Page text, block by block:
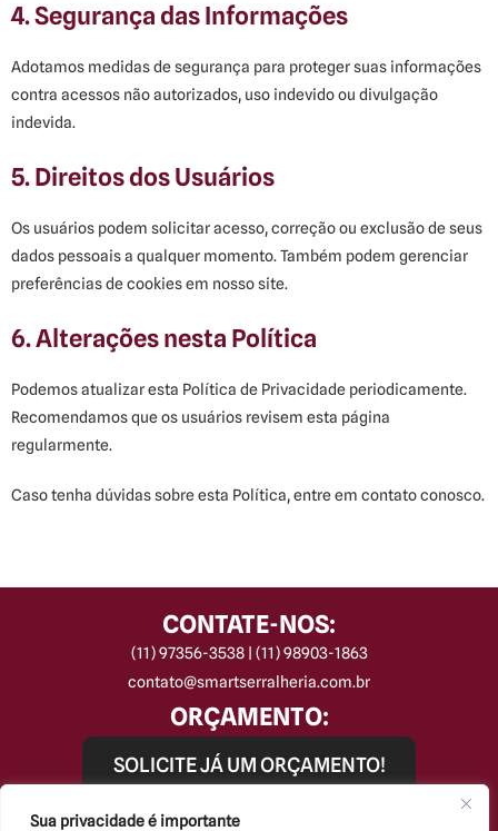
Sua privacidade é importante
4. Segurança das Informações
Adotamos medidas de segurança para proteger suas informações
contra acessos não autorizados, uso indevido ou divulgação
indevida.
5. Direitos dos Usuários
Os usuários podem solicitar acesso, correção ou exclusão de seus
dados pessoais a qualquer momento. Também podem gerenciar
preferências de cookies em nosso site.
6. Alterações nesta Política
Podemos atualizar esta Política de Privacidade periodicamente.
Recomendamos que os usuários revisem esta página
regularmente.
Caso tenha dúvidas sobre esta Política, entre em contato conosco.
CONTATE-NOS:
(11) 97356-3538 | (11) 98903-1863
contato@smartserralheria.com.br
ORÇAMENTO:
SOLICITE JÁ UM ORÇAMENTO!
REDES SOCIAIS: